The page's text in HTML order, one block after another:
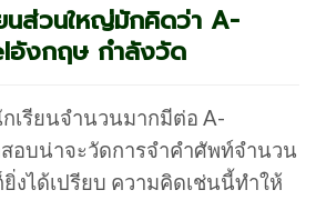
นส่วนใหญ่มักคิดว่า A-
อังกฤษ กำลังวัด
เรียนจำนวนมากมีต่อ A-
อบน่าจะวัดการจำคำศัพท์จำนวน
งได้เปรียบ ความคิดเช่นนี้ทำให้